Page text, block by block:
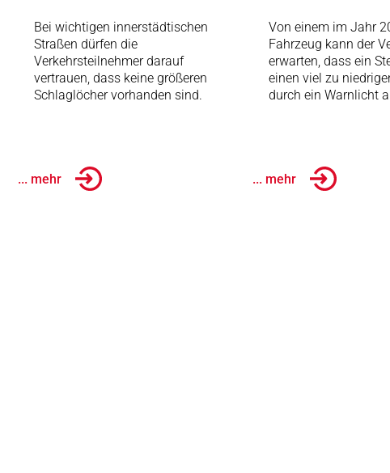
Bei wichtigen innerstädtischen
Straßen dürfen die
Verkehrsteilnehmer darauf
vertrauen, dass keine größeren
Schlaglöcher vorhanden sind.
... mehr
Von einem im Jahr
Fahrzeug kann der
erwarten, dass ein
einen viel zu
durch ein Warnlicht
... mehr